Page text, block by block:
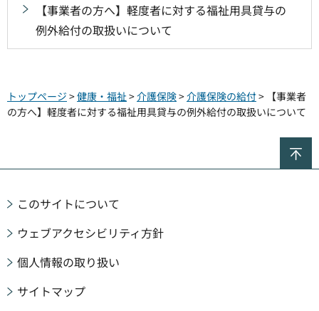
【事業者の方へ】軽度者に対する福祉用具貸与の
例外給付の取扱いについて
トップページ >健康・福祉 >介護保険>介護保険の給付> 【事業者
の方へ】軽度者に対する福祉用具貸与の例外給付の取扱いについて
このサイトについて
ウェブアクセシビリティ方針
個人情報の取り扱い
サイトマップ